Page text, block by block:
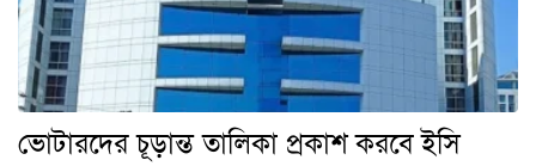
ভোটারদের চূড়ান্ত তালিকা প্রকাশ করবে ইসি